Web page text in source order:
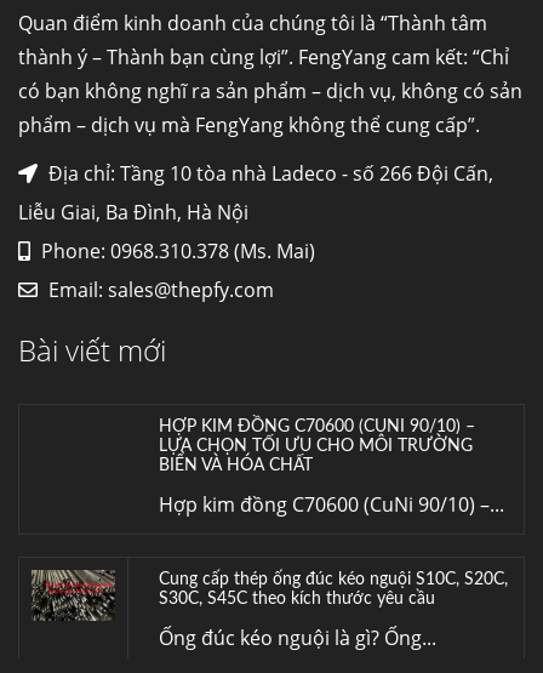
Quan điểm kinh doanh của chúng tôi là “Thành tâm
thành ý – Thành bạn cùng lợi”. FengYang cam kết: “Chỉ
có bạn không nghĩ ra sản phẩm – dịch vụ, không có sản
phẩm – dịch vụ mà FengYang không thể cung cấp”.
Địa chỉ: Tầng 10 tòa nhà Ladeco - số 266 Đội Cấn,
Liễu Giai, Ba Đình, Hà Nội
Phone: 0968.310.378 (Ms. Mai)
Email: sales@thepfy.com
Bài viết mới
nhất, Mua Inconel 625 tại Việt Nam
Hợp kim N06625 là hợp kim chịu
nhiệt,...
Thép Fengyang
Inox (thép không gỉ) là một trong...
HỢP KIM ĐỒNG C70600 (CUNI 90/10) –
LỰA CHỌN TỐI ƯU CHO MÔI TRƯỜNG
Hợp kim đồng C70600 (CuNi 90/10) –...
Cung cấp thép ống đúc kéo nguội S10C, S20C,
S30C, S45C theo kích thước yêu cầu
Ống đúc kéo nguội là gì? Ống...
Đơn hàng thép SPA-H | corten A cung cấp cho
nhà máy thép Hòa Phát
Fengyang là một trong những nhà
máy...